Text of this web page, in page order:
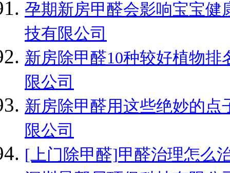
孕期新房甲醛会影响宝宝健
技有限公司
新房除甲醛10种较好植物
限公司
新房除甲醛用这些绝妙的
限公司
[上门除甲醛]甲醛治理怎么